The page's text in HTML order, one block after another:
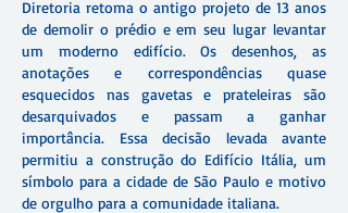
Diretoria retoma o antigo projeto de 13 anos
de demolir o prédio e em seu lugar levantar
um moderno edifício. Os desenhos, as
anotações e correspondências quase
esquecidos nas gavetas e prateleiras são
desarquivados e passam a ganhar
importância. Essa decisão levada avante
permitiu a construção do Edifício Itália, um
símbolo para a cidade de São Paulo e motivo
de orgulho para a comunidade italiana.